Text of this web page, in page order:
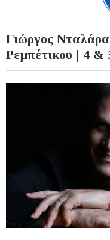
Γιώργος
Ρεμπέτικου | 4